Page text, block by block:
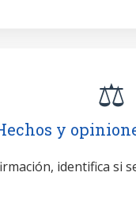
⚖️
y
identifica si